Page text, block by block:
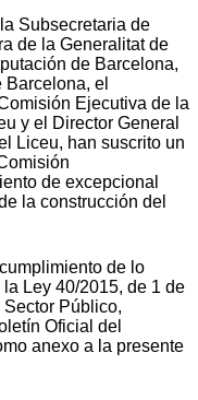
Subsecretaria de
de la Generalitat de
de Barcelona,
Barcelona, el
Ejecutiva de la
y el Director General
Liceu, han suscrito un
de excepcional
la construcción del
de lo
Ley 40/2015, de 1 de
Público,
Oficial del
anexo a la presente